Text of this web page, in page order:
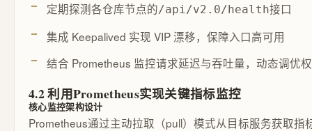
定期探测各仓库节点的/api/v2.0/health接口
集成 Keepalived 实现 VIP 漂移，保障入口高可用
结合 Prometheus 监控请求延迟与吞吐量，动态调优
4.2 利用Prometheus实现关键指标监控
核心监控架构设计
Prometheus通过主动拉取（pull）模式从目标服务获取